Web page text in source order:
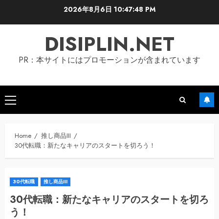
2026年8月6日 10:47:49 PM
DISIPLIN.NET
PR：本サイトにはプロモーションが含まれています
Primary
Menu
Home
推し商品III
30代転職：新たなキャリアのスタートを切ろう！
30代転職 推し商品III
30代転職：新たなキャリアのスタートを切ろ
う！